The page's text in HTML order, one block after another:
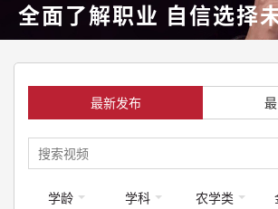
全面了解职业 自信选择
最新发布
学龄 学科 农学类